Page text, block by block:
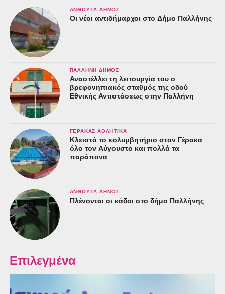
ΑΝΘΟΎΣΑ ΔΉΜΟΣ
Οι νέοι αντιδήμαρχοι στο Δήμο Παλλήνης
ΠΑΛΛΉΝΗ ΔΉΜΟΣ
Αναστέλλει τη λειτουργία του ο
βρεφονηπιακός σταθμός της οδού
Εθνικής Αντιστάσεως στην Παλλήνη
ΓΈΡΑΚΑΣ ΑΘΛΗΤΙΚΆ
Κλειστό το κολυμβητήριο στον Γέρακα
όλο τον Αύγουστο και πολλά τα
παράπονα
ΑΝΘΟΎΣΑ ΔΉΜΟΣ
Πλένονται οι κάδοι στο δήμο Παλλήνης
Επιλεγμένα